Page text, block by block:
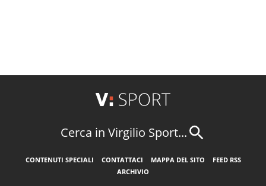
Cerca in Virgilio Sport...
CONTENUTI SPECIALI CONTATTACI MAPPA DEL SITO
FEED RSS
ARCHIVIO